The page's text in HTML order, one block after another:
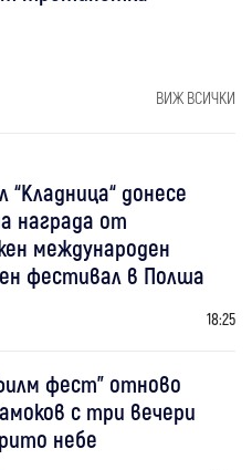
ВИЖ ВСИЧКИ
“Кладница“ донесе
награда от
международен
фестивал в Полша
18:25
фест" отново
с три вечери
небе